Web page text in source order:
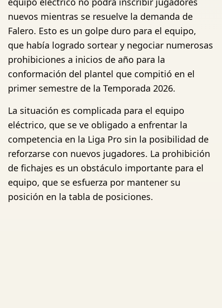
nuevos mientras se resuelve la demanda de
Falero. Esto es un golpe duro para el equipo,
que había logrado sortear y negociar numerosas
prohibiciones a inicios de año para la
conformación del plantel que compitió en el
primer semestre de la Temporada 2026.
La situación es complicada para el equipo
eléctrico, que se ve obligado a enfrentar la
competencia en la Liga Pro sin la posibilidad de
reforzarse con nuevos jugadores. La prohibición
de fichajes es un obstáculo importante para el
equipo, que se esfuerza por mantener su
posición en la tabla de posiciones.